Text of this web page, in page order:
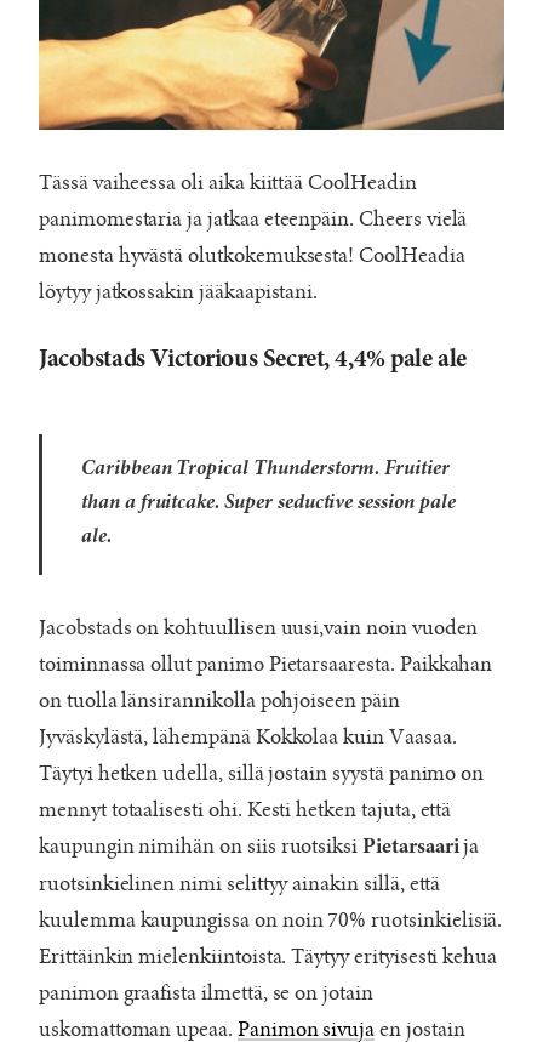
Tässä vaiheessa oli aika kiittää CoolHeadin
panimomestaria ja jatkaa eteenpäin. Cheers vielä
monesta hyvästä olutkokemuksesta! CoolHeadia
löytyy jatkossakin jääkaapistani.
Jacobstads Victorious Secret, 4,4% pale ale
Caribbean Tropical Thunderstorm. Fruitier
than a fruitcake. Super seductive session pale
ale.
Jacobstads on kohtuullisen uusi,vain noin vuoden
toiminnassa ollut panimo Pietarsaaresta. Paikkahan
on tuolla länsirannikolla pohjoiseen päin
Jyväskylästä, lähempänä Kokkolaa kuin Vaasaa.
Täytyi hetken udella, sillä jostain syystä panimo on
mennyt totaalisesti ohi. Kesti hetken tajuta, että
kaupungin nimihän on siis ruotsiksiPietarsaarija
ruotsinkielinen nimi selittyy ainakin sillä, että
kuulemma kaupungissa on noin 70% ruotsinkielisiä.
Erittäinkin mielenkiintoista. Täytyy erityisesti kehua
panimon graafista ilmettä, se on jotain
uskomattoman upeaa. Panimon sivuja en jostain